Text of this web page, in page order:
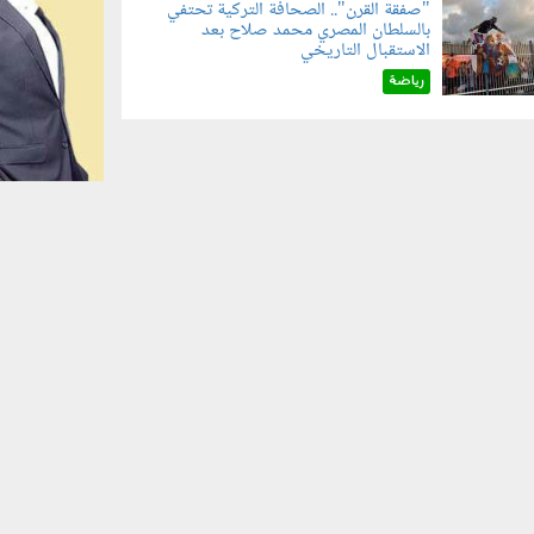
"صفقة القرن".. الصحافة التركية تحتفي
بالسلطان المصري محمد صلاح بعد
الاستقبال التاريخي
رياضة